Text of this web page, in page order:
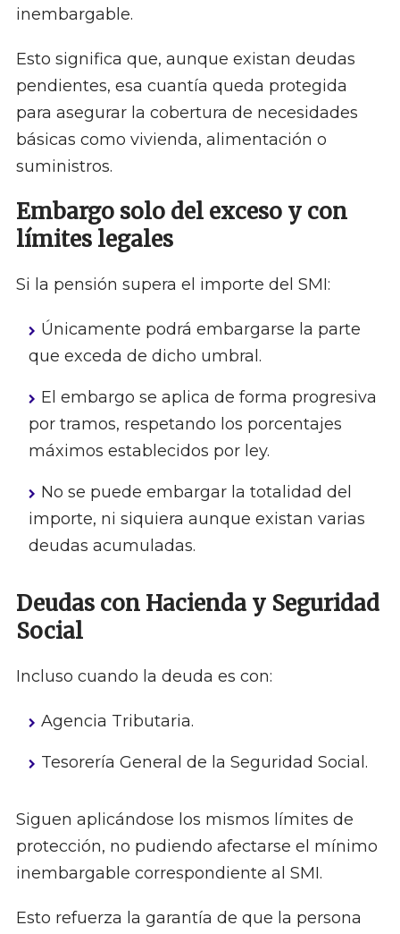
inembargable.
Esto significa que, aunque existan deudas
pendientes, esa cuantía queda protegida
para asegurar la cobertura de necesidades
básicas como vivienda, alimentación o
suministros.
Embargo solo del exceso y con
límites legales
Si la pensión supera el importe del SMI:
Únicamente podrá embargarse la parte
que exceda de dicho umbral.
El embargo se aplica de forma progresiva
por tramos, respetando los porcentajes
máximos establecidos por ley.
No se puede embargar la totalidad del
importe, ni siquiera aunque existan varias
deudas acumuladas.
Deudas con Hacienda y Seguridad
Social
Incluso cuando la deuda es con:
Agencia Tributaria.
Tesorería General de la Seguridad Social.
Siguen aplicándose los mismos límites de
protección, no pudiendo afectarse el mínimo
inembargable correspondiente al SMI.
Esto refuerza la garantía de que la persona